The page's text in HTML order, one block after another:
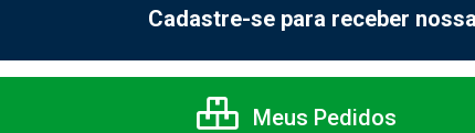
Cadastre-se para receber
Meus Pedidos